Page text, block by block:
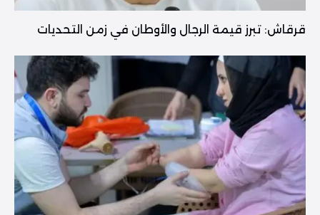
قرقاش: تبرز قيمة الرجال والأوطان في زمن التحديات